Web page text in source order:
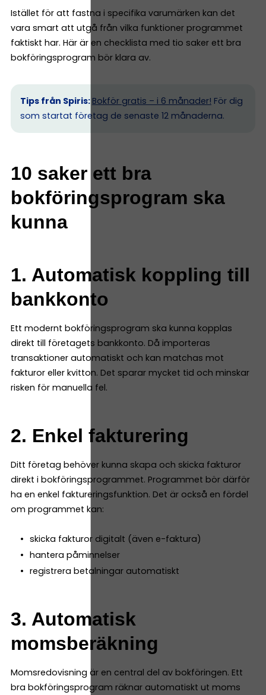
Istället för att fastna i specifika varumärken kan det
vara smart att utgå från vilka funktioner programmet
faktiskt har. Här är en checklista med tio saker ett bra
bokföringsprogram bör klara av.
Tips från Spiris: Bokför gratis – i 6 månader! För dig
som startat företag de senaste 12 månaderna.
10 saker ett bra
bokföringsprogram ska
kunna
1. Automatisk koppling till
bankkonto
Ett modernt bokföringsprogram ska kunna kopplas
direkt till företagets bankkonto. Då importeras
transaktioner automatiskt och kan matchas mot
fakturor eller kvitton. Det sparar mycket tid och minskar
risken för manuella fel.
2. Enkel fakturering
Ditt företag behöver kunna skapa och skicka fakturor
direkt i bokföringsprogrammet. Programmet bör därför
ha en enkel faktureringsfunktion. Det är också en fördel
om programmet kan:
skicka fakturor digitalt (även e-faktura)
hantera påminnelser
registrera betalningar automatiskt
3. Automatisk
momsberäkning
Momsredovisning är en central del av bokföringen. Ett
bra bokföringsprogram räknar automatiskt ut moms